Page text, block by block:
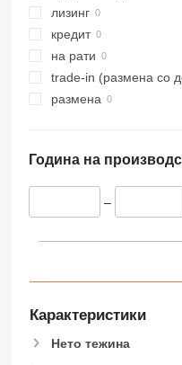
лизинг
кредит
на рати
trade-in (размена со
размена
Година на
–
Карактеристики
Нето тежина